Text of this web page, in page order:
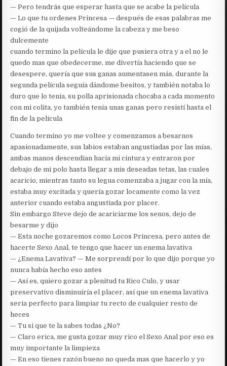
— Pero tendrás que esperar hasta que se acabe la película
— Lo que tu ordenes Princesa — después de esas palabras me
cogió de la quijada volteándome la cabeza y me beso
dulcemente
cuando termino la película le dije que pusiera otra y a el no le
quedo mas que obedecerme, me divertía haciendo que se
desespere, quería que sus ganas aumentasen más, durante la
segunda película seguía dándome besitos, y también notaba lo
duro que lo tenia, su polla aprisionada chocaba a cada momento
con mi colita, yo también tenia unas ganas pero resistí hasta el
fin de la película
Cuando termino yo me voltee y comenzamos a besarnos
apasionadamente, sus labios estaban angustiadas por las mías,
ambas manos descendían hacia mi cintura y entraron por
debajo de mi polo hasta llegar a mis deseadas tetas, las cuales
acaricio, mientras tanto su legua comenzaba a jugar con la mía,
estaba muy excitada y quería gozar locamente como la vez
anterior cuando estaba angustiada por placer.
Sin embargo Steve dejo de acariciarme los senos, dejo de
besarme y dijo
— Esta noche gozaremos como Locos Princesa, pero antes de
hacerte Sexo Anal, te tengo que hacer un enema lavativa
— ¿Enema Lavativa? — Me sorprendí por lo que dijo porque yo
nunca había hecho eso antes
— Así es, quiero gozar a plenitud tu Rico Culo, y usar
preservativo disminuiría el placer, así que un enema lavativa
seria perfecto para limpiar tu recto de cualquier resto de
heces
— Tu si que te la sabes todas ¿No?
— Claro erica, me gusta gozar muy rico el Sexo Anal por eso es
muy importante la limpieza
— En eso tienes razón bueno no queda mas que hacerlo y yo